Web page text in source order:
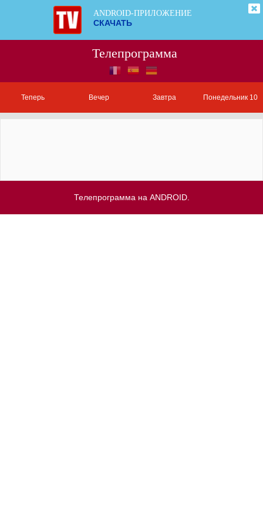
ANDROID-ПРИЛОЖЕНИЕ
СКАЧАТЬ
Телепрограмма
Теперь Вечер Завтра Понедельник 10
Телепрограмма на ANDROID.